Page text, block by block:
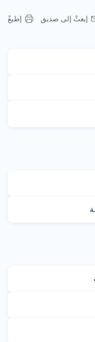
إطبعْ
إبعثْ إلى صديق